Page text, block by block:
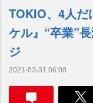
TOKIO、4人だ
ケル』“卒業”
ジ
2021-03-31 06:00